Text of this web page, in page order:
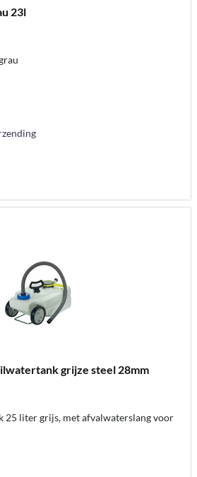
23l
grijze steel 28mm
25 liter grijs, met afvalwaterslang voor